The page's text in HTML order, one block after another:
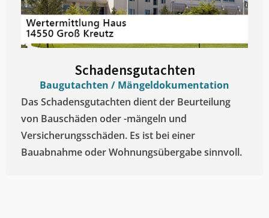
Schadensgutachten
Baugutachten / Mängeldokumentation
Das Schadensgutachten dient der Beurteilung
von Bauschäden oder -mängeln und
Versicherungsschäden. Es ist bei einer
Bauabnahme oder Wohnungsübergabe sinnvoll.